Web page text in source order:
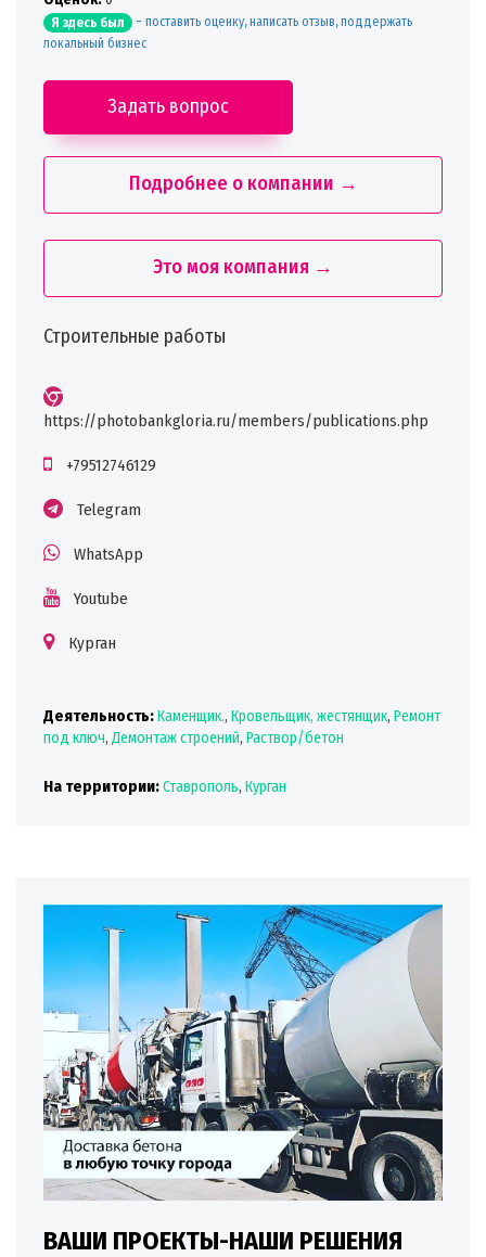
Я здесь был - поставить оценку, написать отзыв, поддержать
локальный бизнес
Задать вопрос
Подробнее о компании →
Это моя компания →
Строительные работы
https://photobankgloria.ru/members/publications.php
+79512746129
Telegram
WhatsApp
Youtube
Курган
Деятельность:Каменщик., Кровельщик, жестянщик, Ремонт
под ключ, Демонтаж строений, Раствор/бетон
На территории:Ставрополь, Курган
ВАШИ ПРОЕКТЫ-НАШИ РЕШЕНИЯ